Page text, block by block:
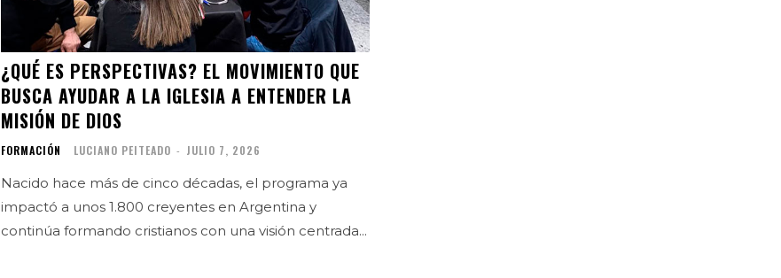
¿QUÉ ES PERSPECTIVAS? EL MOVIMIENTO QUE
BUSCA AYUDAR A LA IGLESIA A ENTENDER LA
MISIÓN DE DIOS
FORMACIÓN LUCIANO PEITEADO - JULIO 7, 2026
Nacido hace más de cinco décadas, el programa ya
impactó a unos 1.800 creyentes en Argentina y
continúa formando cristianos con una visión centrada...